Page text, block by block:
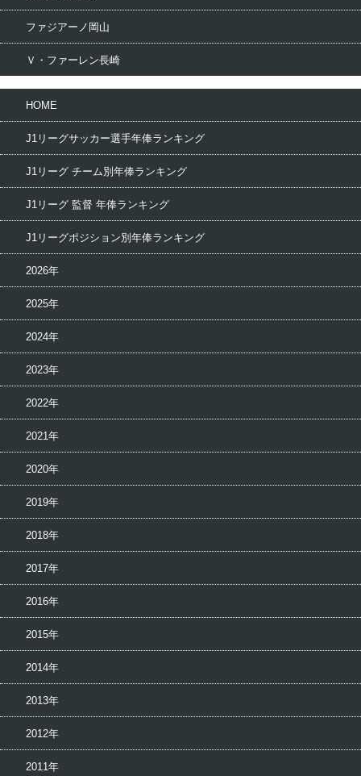
ファジアーノ岡山
Ｖ・ファーレン長崎
HOME
J1リーグサッカー選手年俸ランキング
J1リーグ チーム別年俸ランキング
J1リーグ 監督 年俸ランキング
J1リーグポジション別年俸ランキング
2026年
2025年
2024年
2023年
2022年
2021年
2020年
2019年
2018年
2017年
2016年
2015年
2014年
2013年
2012年
2011年